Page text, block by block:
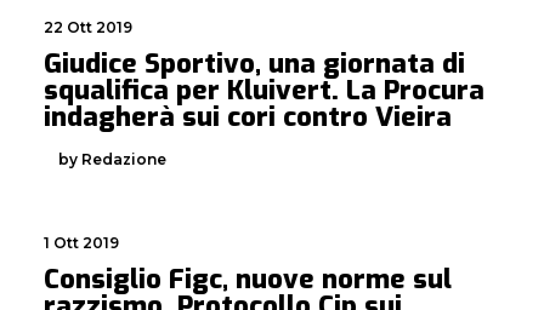
22 Ott 2019
Giudice Sportivo, una giornata di
squalifica per Kluivert. La Procura
indagherà sui cori contro Vieira
by Redazione
1 Ott 2019
Consiglio Figc, nuove norme sul